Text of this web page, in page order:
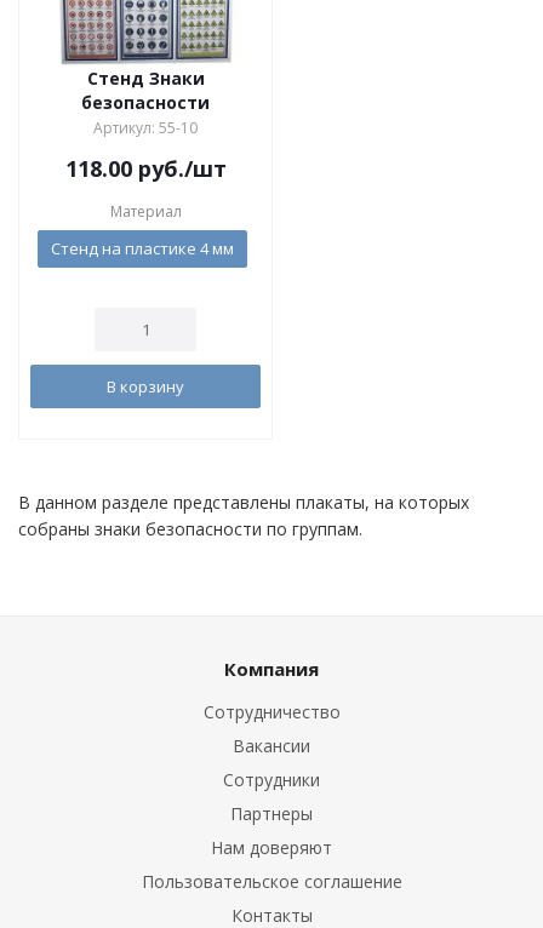
Стенд Знаки
безопасности
Артикул: 55-10
118.00руб./шт
Материал
Стенд на пластике 4 мм
В корзину
В данном разделе представлены плакаты, на которых
собраны знаки безопасности по группам.
Компания
Сотрудничество
Вакансии
Сотрудники
Партнеры
Нам доверяют
Пользовательское соглашение
Контакты